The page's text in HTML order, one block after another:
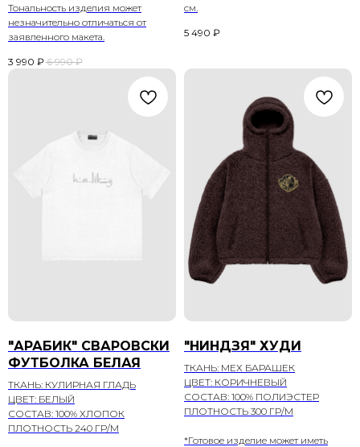
Тональность изделия может
незначительно отличаться от
заявленного макета.
3 990 ₽ 6 990 ₽
см.
5 490 ₽
"АРАБИК" СВАРОВСКИ
ФУТБОЛКА БЕЛАЯ
ТКАНЬ: КУЛИРНАЯ ГЛАДЬ
ЦВЕТ: БЕЛЫЙ
СОСТАВ: 100% ХЛОПОК
ПЛОТНОСТЬ 240 ГР/М
"НИНДЗЯ" ХУДИ
ТКАНЬ: МЕХ БАРАШЕК
ЦВЕТ: КОРИЧНЕВЫЙ
СОСТАВ: 100% ПОЛИЭСТЕР
ПЛОТНОСТЬ 300 ГР/М
*Готовое изделие может иметь